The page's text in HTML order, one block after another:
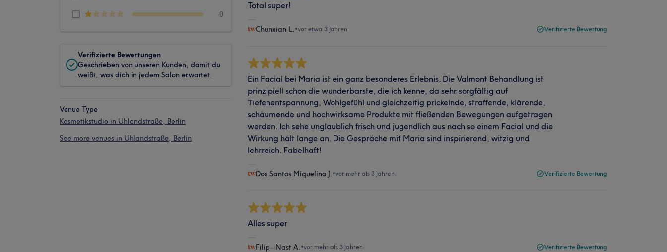
0
Verifizierte Bewertungen
Geschrieben von unseren Kunden, damit du
weißt, was dich in jedem Salon erwartet.
Venue Type
Kosmetikstudio in Uhlandstraße, Berlin
See more venues in Uhlandstraße, Berlin
Total super!
Chunxian L. •vor etwa 3 Jahren Verifizierte Bewertung
Ein Facial bei Maria ist ein ganz besonderes Erlebnis. Die Valmont Behandlung ist
prinzipiell schon die wunderbarste, die ich kenne, da sehr sorgfältig auf
Tiefenentspannung, Wohlgefühl und gleichzeitig prickelnde, straffende, klärende,
schäumende und hochwirksame Produkte mit fließenden Bewegungen aufgetragen
werden. Ich sehe unglaublich frisch und jugendlich aus nach so einem Facial und die
Wirkung hält lange an. Die Gespräche mit Maria sind inspirierend, witzig und
lehrreich. Fabelhaft!
Dos Santos Miquelino J. •vor mehr als 3 Jahren Verifizierte Bewertung
Alles super
Filip– Nast A. •vor mehr als 3 Jahren Verifizierte Bewertung